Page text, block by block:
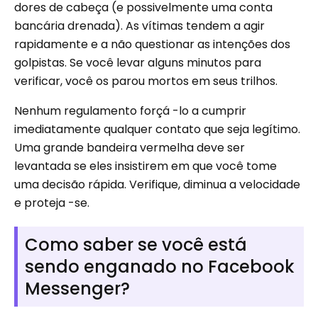
dores de cabeça (e possivelmente uma conta
bancária drenada). As vítimas tendem a agir
rapidamente e a não questionar as intenções dos
golpistas. Se você levar alguns minutos para
verificar, você os parou mortos em seus trilhos.
Nenhum regulamento forçá -lo a cumprir
imediatamente qualquer contato que seja legítimo.
Uma grande bandeira vermelha deve ser
levantada se eles insistirem em que você tome
uma decisão rápida. Verifique, diminua a velocidade
e proteja -se.
Como saber se você está
sendo enganado no Facebook
Messenger?